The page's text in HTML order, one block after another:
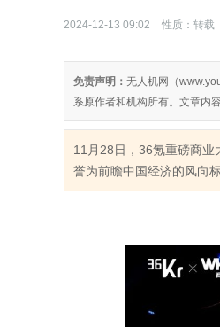
2024-12-13 09:02 性质：转载
免责声明： 无人机网（
系原作者和机构所有。文章内
11月28日，36氪重磅商业
誉为前瞻中国经济的风向